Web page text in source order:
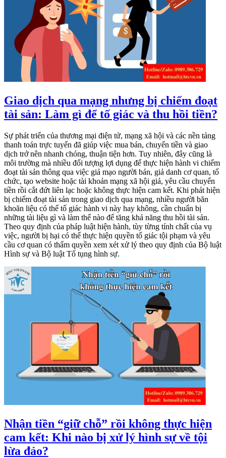
Giao dịch qua mạng nhưng bị chiếm đoạt
tài sản: Làm gì để tố giác và thu hồi tiền?
Sự phát triển của thương mại điện tử, mạng xã hội và các nền tảng
thanh toán trực tuyến đã giúp việc mua bán, chuyển tiền và giao
dịch trở nên nhanh chóng, thuận tiện hơn. Tuy nhiên, đây cũng là
môi trường mà nhiều đối tượng lợi dụng để thực hiện hành vi chiếm
đoạt tài sản thông qua việc giả mạo người bán, giả danh cơ quan, tổ
chức, tạo website hoặc tài khoản mạng xã hội giả, yêu cầu chuyển
tiền rồi cắt đứt liên lạc hoặc không thực hiện cam kết. Khi phát hiện
bị chiếm đoạt tài sản trong giao dịch qua mạng, nhiều người băn
khoăn liệu có thể tố giác hành vi này hay không, cần chuẩn bị
những tài liệu gì và làm thế nào để tăng khả năng thu hồi tài sản.
Theo quy định của pháp luật hiện hành, tùy từng tính chất của vụ
việc, người bị hại có thể thực hiện quyền tố giác tội phạm và yêu
cầu cơ quan có thẩm quyền xem xét xử lý theo quy định của Bộ luật
Hình sự và Bộ luật Tố tụng hình sự.
Nhận tiền “giữ chỗ” rồi không thực hiện
cam kết: Khi nào bị xử lý hình sự về tội
lừa đảo?